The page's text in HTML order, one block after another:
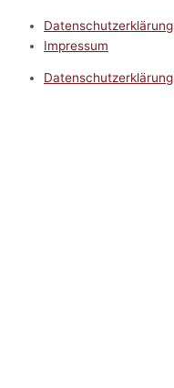
Datenschutzerklärung
Impressum
Datenschutzerklärung